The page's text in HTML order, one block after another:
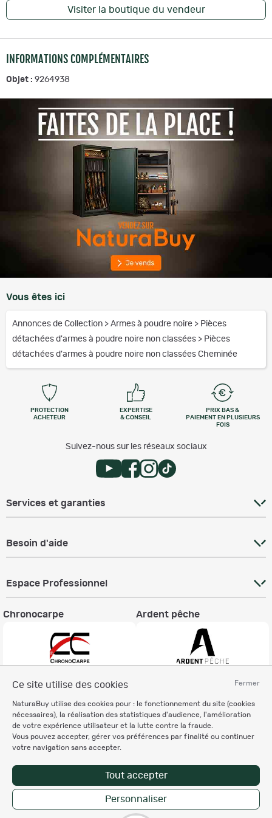
Fermer
Ce site utilise des cookies
NaturaBuy utilise des cookies pour : le fonctionnement du site (cookies
nécessaires), la réalisation des statistiques d'audience, l'amélioration
de votre expérience utilisateur et la lutte contre la fraude.
Vous pouvez accepter, gérer vos préférences par finalité ou continuer
votre navigation sans accepter.
Tout accepter
Personnaliser
Visiter la boutique du vendeur
INFORMATIONS COMPLÉMENTAIRES
Objet : 9264938
Vous êtes ici
Annonces de Collection > Armes à poudre noire > Pièces
détachées d'armes à poudre noire non classées > Pièces
détachées d'armes à poudre noire non classées Cheminée
PROTECTION
ACHETEUR
EXPERTISE
& CONSEIL
PRIX BAS &
PAIEMENT EN PLUSIEURS
FOIS
Suivez-nous sur les réseaux sociaux
Services et garanties
Besoin d'aide
Espace Professionnel
Chronocarpe Ardent pêche
Charte éthique
Mentions légales
Règlement & Conditions d'utilisation
Politique de protection
des données personnelles
Personnalisation des cookies
Copyright © 2007-2026 NaturaBuy. Tous droits réservés. N°CNIL: 1239459.